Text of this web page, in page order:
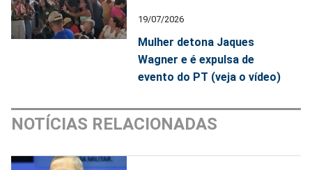
19/07/2026
Mulher detona Jaques
Wagner e é expulsa de
evento do PT (veja o vídeo)
NOTÍCIAS RELACIONADAS